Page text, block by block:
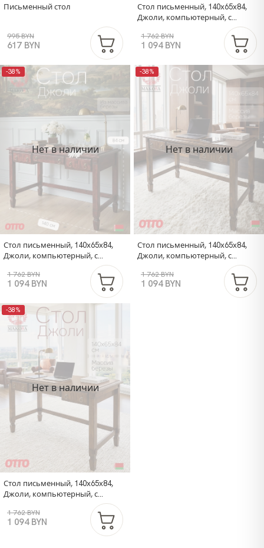
Письменный стол
995 BYN
617 BYN
Стол письменный, 140х65х84,
Джоли, компьютерный, с
ящиками, массив березы,
черный, MAKOSA
1 762 BYN
1 094 BYN
Нет в наличии
-38%
Стол письменный, 140х65х84,
Джоли, компьютерный, с
ящиками, массив березы,
красный, MAKOSA
1 762 BYN
1 094 BYN
Нет в наличии
-38%
Стол письменный, 140х65х84,
Джоли, компьютерный, с
ящиками, массив березы,
коричневый, MAKOSA
1 762 BYN
1 094 BYN
Нет в наличии
-38%
Стол письменный, 140х65х84,
Джоли, компьютерный, с
ящиками, массив березы,
макиато, MAKOSA
1 762 BYN
1 094 BYN